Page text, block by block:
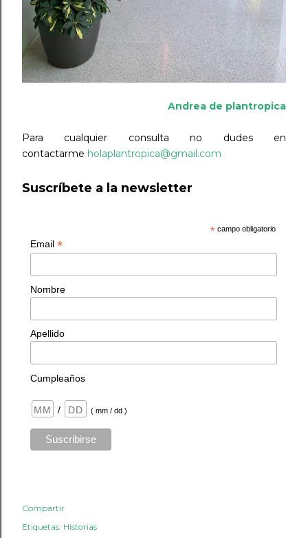
Andrea de plantropica
Para cualquier consulta no dudes en
contactarme holaplantropica@gmail.com
Suscríbete a la newsletter
* campo obligatorio
Email *
Nombre
Apellido
Cumpleaños
/ ( mm / dd )
Compartir
Etiquetas: Historias